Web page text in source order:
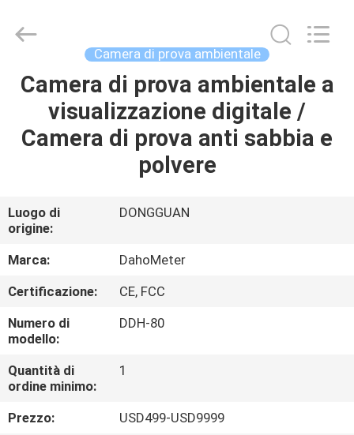
CASA
PRODOTTI
NOI
GIRO
DELLA
FABBRICA
CONTROLLO
DI
QUALITÀ
Rights
Camera di prova ambientale
Camera di prova ambientale a
visualizzazione digitale /
Camera di prova anti sabbia e
polvere
Luogo di
origine:
DONGGUAN
Marca:
DahoMeter
Certificazione:
CE, FCC
Numero di
modello:
DDH-80
Quantità di
ordine minimo:
1
Prezzo:
USD499-USD9999